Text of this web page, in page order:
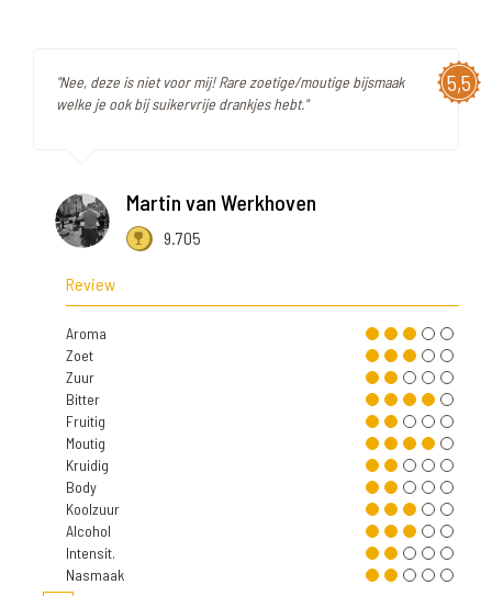
5,5
"Nee, deze is niet voor mij! Rare zoetige/moutige bijsmaak
welke je ook bij suikervrije drankjes hebt."
Martin van Werkhoven
9.705
Review
Aroma
Zoet
Zuur
Bitter
Fruitig
Moutig
Kruidig
Body
Koolzuur
Alcohol
Intensit.
Nasmaak